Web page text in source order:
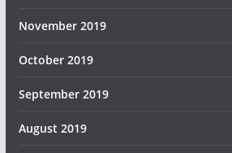
November 2019
October 2019
September 2019
August 2019